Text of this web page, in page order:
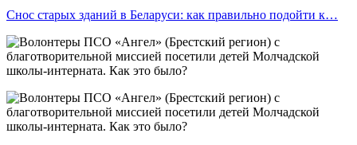
Снос старых зданий в Беларуси: как правильно подойти к…